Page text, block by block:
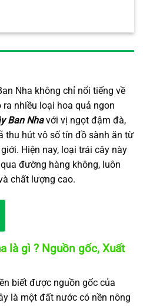
Nha không chỉ nổi tiếng về
nhiều loại hoa quả ngon
Ban Nhavới vị ngọt đậm đà,
thu hút vô số tín đồ sành ăn từ
Hiện nay, loại trái cây này
đường hàng không, luôn
chất lượng cao.
là gì ? Nguồn gốc, Xuất
biết được nguồn gốc của
là một đất nước có nền nông